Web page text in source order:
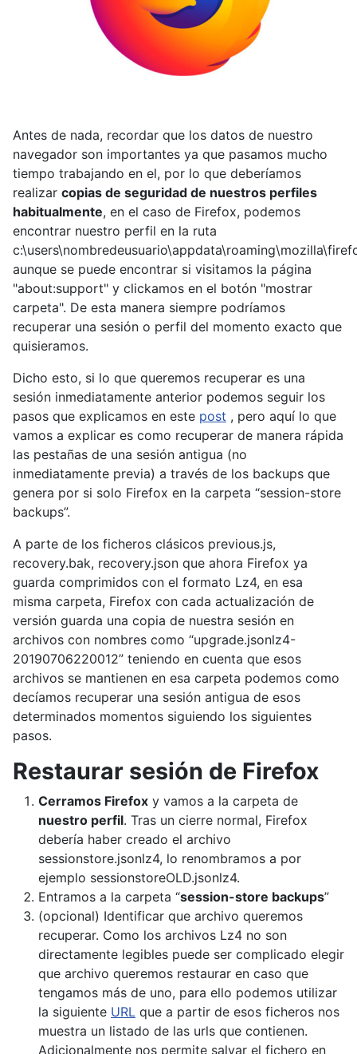
Antes de nada, recordar que los datos de nuestro
navegador son importantes ya que pasamos mucho
tiempo trabajando en el, por lo que deberíamos
realizar copias de seguridad de nuestros perfiles
habitualmente, en el caso de Firefox, podemos
encontrar nuestro perfil en la ruta
aunque se puede encontrar si visitamos la página
"about:support" y clickamos en el botón "mostrar
carpeta". De esta manera siempre podríamos
recuperar una sesión o perfil del momento exacto que
quisieramos.
Dicho esto, si lo que queremos recuperar es una
sesión inmediatamente anterior podemos seguir los
pasos que explicamos en este post , pero aquí lo que
vamos a explicar es como recuperar de manera rápida
las pestañas de una sesión antigua (no
inmediatamente previa) a través de los backups que
genera por si solo Firefox en la carpeta “session-store
backups”.
A parte de los ficheros clásicos previous.js,
recovery.bak, recovery.json que ahora Firefox ya
guarda comprimidos con el formato Lz4, en esa
misma carpeta, Firefox con cada actualización de
versión guarda una copia de nuestra sesión en
archivos con nombres como “upgrade.jsonlz4-
20190706220012” teniendo en cuenta que esos
archivos se mantienen en esa carpeta podemos como
decíamos recuperar una sesión antigua de esos
determinados momentos siguiendo los siguientes
pasos.
Restaurar sesión de Firefox
Cerramos Firefox y vamos a la carpeta de
nuestro perfil. Tras un cierre normal, Firefox
debería haber creado el archivo
sessionstore.jsonlz4, lo renombramos a por
ejemplo sessionstoreOLD.jsonlz4.
Entramos a la carpeta “session-store backups”
(opcional) Identificar que archivo queremos
recuperar. Como los archivos Lz4 no son
directamente legibles puede ser complicado elegir
que archivo queremos restaurar en caso que
tengamos más de uno, para ello podemos utilizar
la siguiente URL que a partir de esos ficheros nos
muestra un listado de las urls que contienen.
Adicionalmente nos permite salvar el fichero en